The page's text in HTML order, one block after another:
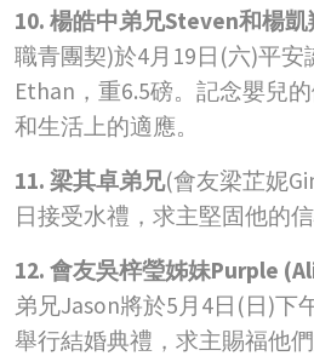
10. 楊皓中弟兄Steven和楊
職青團契)於4月19日(六)平安
Ethan，重6.5磅。記念嬰兒
和生活上的適應。
11. 梁其卓弟兄(會友梁芷妮
日接受水禮，求主堅固他的
12. 會友吳梓瑩姊妹Purple
弟兄Jason將於5月4日(日)下
舉行結婚典禮，求主賜福他